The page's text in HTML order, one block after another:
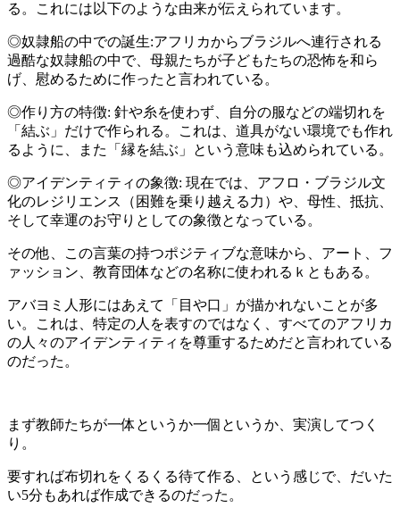
る。これには以下のような由来が伝えられています。
◎奴隷船の中での誕生:アフリカからブラジルへ連行される
過酷な奴隷船の中で、母親たちが子どもたちの恐怖を和ら
げ、慰めるために作ったと言われている。
◎作り方の特徴: 針や糸を使わず、自分の服などの端切れを
「結ぶ」だけで作られる。これは、道具がない環境でも作れ
るように、また「縁を結ぶ」という意味も込められている。
◎アイデンティティの象徴: 現在では、アフロ・ブラジル文
化のレジリエンス（困難を乗り越える力）や、母性、抵抗、
そして幸運のお守りとしての象徴となっている。
その他、この言葉の持つポジティブな意味から、アート、フ
ァッション、教育団体などの名称に使われるｋともある。
アバヨミ人形にはあえて「目や口」が描かれないことが多
い。これは、特定の人を表すのではなく、すべてのアフリカ
の人々のアイデンティティを尊重するためだと言われている
のだった。
まず教師たちが一体というか一個というか、実演してつく
り。
要すれば布切れをくるくる待て作る、という感じで、だいた
い5分もあれば作成できるのだった。